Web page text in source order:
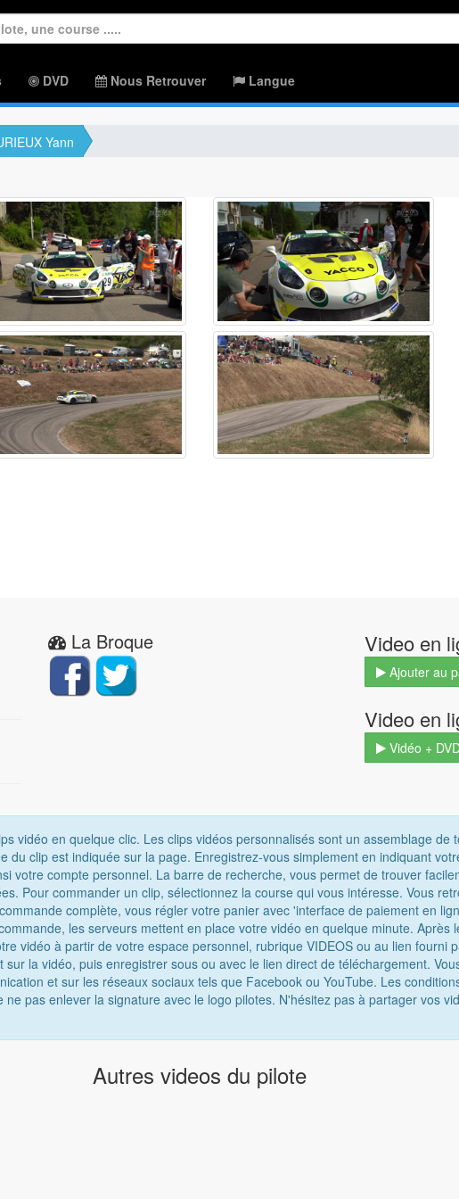
DVD Nous Retrouver Langue
Yann
La Broque Video en
Ajouter au
Video en
Vidéo +
vidéo en quelque clic. Les clips vidéos personnalisés sont un assemblage de
du clip est indiquée sur la page. Enregistrez-vous simplement en indiquant
votre compte personnel. La barre de recherche, vous permet de trouver
Pour commander un clip, sélectionnez la course qui vous intéresse. Vous
complète, vous régler votre panier avec 'interface de paiement en
les serveurs mettent en place votre vidéo en quelque minute. Après
vidéo à partir de votre espace personnel, rubrique VIDEOS ou au lien fourni
la vidéo, puis enregistrer sous ou avec le lien direct de téléchargement.
et sur les réseaux sociaux tels que Facebook ou YouTube. Les
pas enlever la signature avec le logo pilotes. N'hésitez pas à partager vos
Autres videos du pilote